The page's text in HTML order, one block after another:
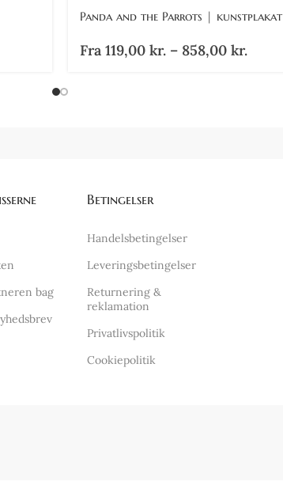
Panda and the Parrots | kunstplakat
Fra 119,00 kr. – 858,00 kr.
bag
Betingelser
Handelsbetingelser
Leveringsbetingelser
Returnering &
reklamation
Privatlivspolitik
Cookiepolitik